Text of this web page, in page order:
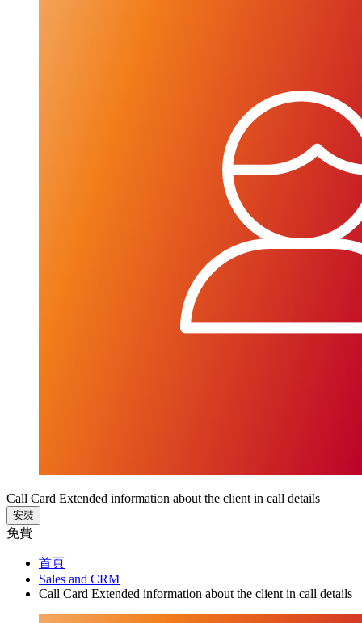
Call Card Extended information about the client in call details
安裝
免費
首頁
Sales and CRM
Call Card Extended information about the client in call details